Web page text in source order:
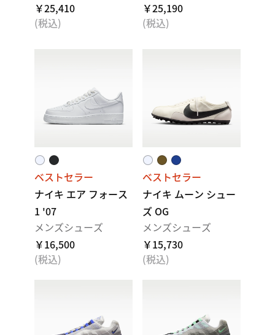
￥25,410
(税込)
￥25,190
(税込)
ベストセラー
ナイキ エア フォース
1 '07
メンズシューズ
￥16,500
(税込)
ベストセラー
ナイキ ムーン シュー
ズ OG
メンズシューズ
￥15,730
(税込)